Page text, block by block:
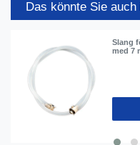
Das könnte Sie
Slang
med 7